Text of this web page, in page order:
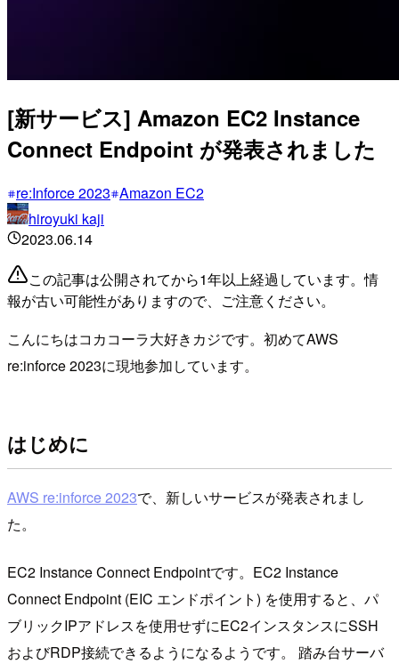
[新サービス] Amazon EC2 Instance
Connect Endpoint が発表されました
re:Inforce 2023 Amazon EC2
hiroyuki kaji
2023.06.14
この記事は公開されてから1年以上経過しています。情
報が古い可能性がありますので、ご注意ください。
こんにちはコカコーラ大好きカジです。初めてAWS
re:inforce 2023に現地参加しています。
はじめに
AWS re:inforce 2023で、新しいサービスが発表されまし
た。
EC2 Instance Connect Endpointです。EC2 Instance
Connect Endpoint (EIC エンドポイント) を使用すると、パ
ブリックIPアドレスを使用せずにEC2インスタンスにSSH
およびRDP接続できるようになるようです。 踏み台サーバ